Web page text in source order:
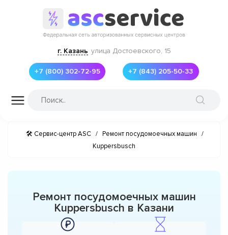
г. Казань улица Достоевского, 15
+7 (800) 302-72-95 +7 (843) 205-50-33
🛠 Сервис-центр ASC / Ремонт посудомоечных машин
/
Kuppersbusch
Ремонт посудомоечных машин
Kuppersbusch в Казани